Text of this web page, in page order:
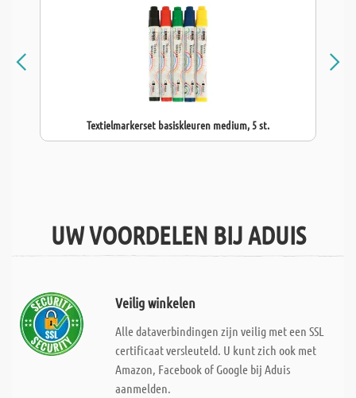
Textielmarkerset basiskleuren medium, 5 st.
UW VOORDELEN BIJ ADUIS
Veilig winkelen
Alle dataverbindingen zijn veilig met een SSL
certificaat versleuteld. U kunt zich ook met
Amazon, Facebook of Google bij Aduis
aanmelden.